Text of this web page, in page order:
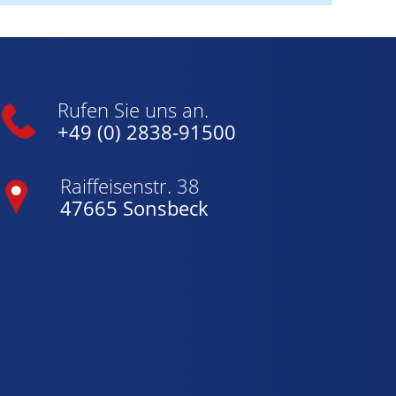
Rufen Sie uns an.
+49 (0) 2838-91500
Raiffeisenstr. 38
47665 Sonsbeck